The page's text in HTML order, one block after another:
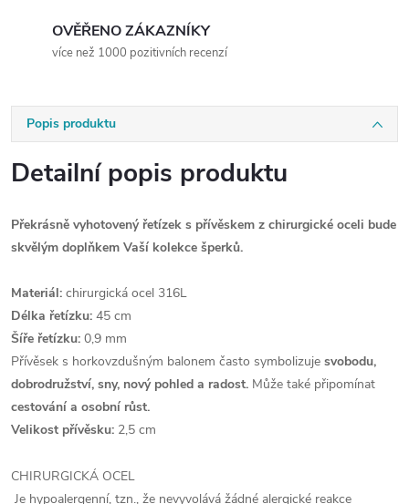
OVĚŘENO ZÁKAZNÍKY
více než 1000 pozitivních recenzí
Popis produktu
Detailní popis produktu
Překrásně vyhotovený řetízek s přívěskem z chirurgické oceli bude
skvělým doplňkem Vaší kolekce šperků.
Materiál: chirurgická ocel 316L
Délka řetízku: 45 cm
Šíře řetízku: 0,9 mm
Přívěsek s horkovzdušným balonem často symbolizuje svobodu,
dobrodružství, sny, nový pohled a radost. Může také připomínat
cestování a osobní růst.
Velikost přívěsku: 2,5 cm
CHIRURGICKÁ OCEL
Je hypoalergenní, tzn., že nevyvolává žádné alergické reakce